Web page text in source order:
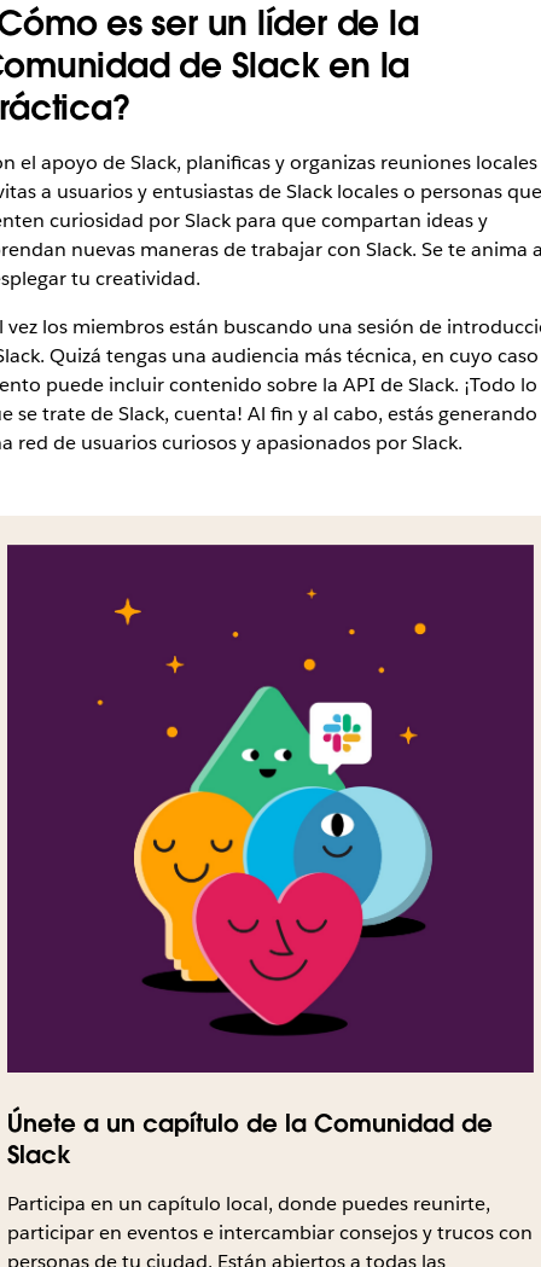
es ser un líder de la
de Slack en la
el apoyo de Slack, planificas y organizas reuniones locales
a usuarios y entusiastas de Slack locales o personas que
curiosidad por Slack para que compartan ideas y
nuevas maneras de trabajar con Slack. Se te anima
tu creatividad.
vez los miembros están buscando una sesión de
Quizá tengas una audiencia más técnica, en cuyo
puede incluir contenido sobre la API de Slack. ¡Todo lo
se trate de Slack, cuenta! Al fin y al cabo, estás generando
red de usuarios curiosos y apasionados por Slack.
Únete a un capítulo de la Comunidad de
Slack
Participa en un capítulo local, donde puedes reunirte,
participar en eventos e intercambiar consejos y trucos con
personas de tu ciudad. Están abiertos a todas las